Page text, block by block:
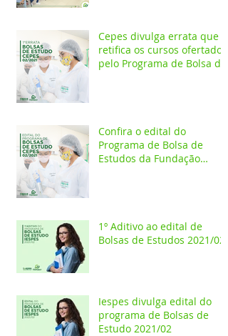
Cepes divulga errata que
retifica os cursos ofertados
pelo Programa de Bolsa de
Confira o edital do
Programa de Bolsa de
Estudos da Fundação
1º Aditivo ao edital de
Bolsas de Estudos 2021/02
Iespes divulga edital do
programa de Bolsas de
Estudo 2021/02